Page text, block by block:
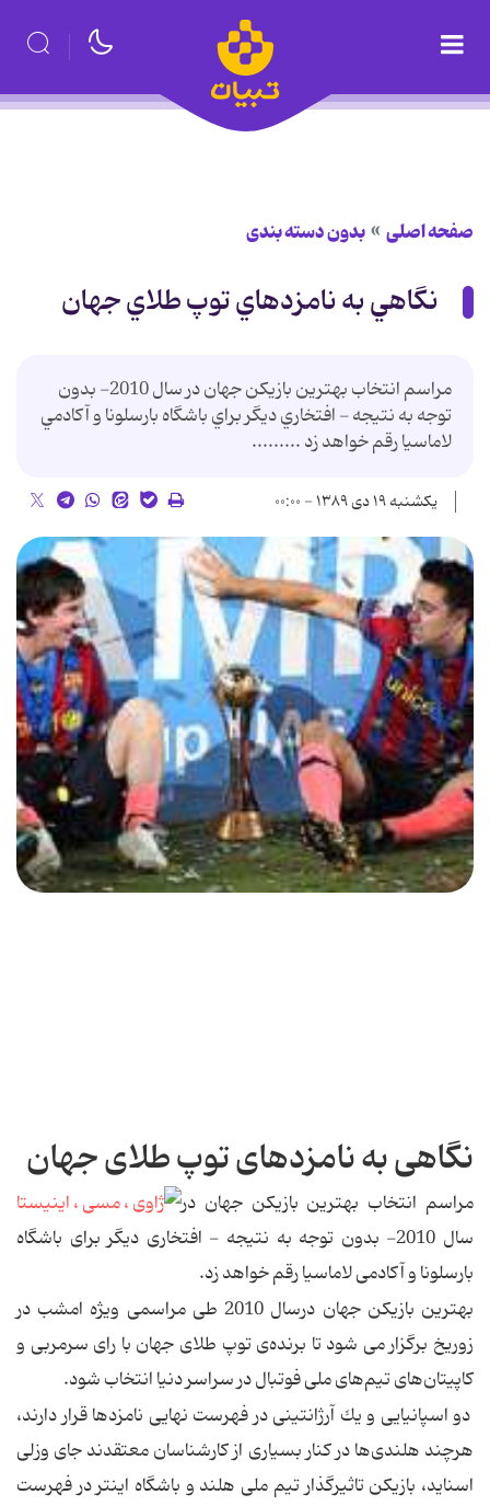
صفحه اصلی بدون دسته بندی
نگاهي به نامزدهاي توپ طلاي جهان
مراسم انتخاب بهترين بازيكن جهان در سال 2010- بدون
توجه به نتيجه - افتخاري ديگر براي باشگاه بارسلونا و آكادمي
لاماسيا رقم خواهد زد .........
یکشنبه ۱۹ دی ۱۳۸۹ - ۰۰:۰۰
نگاهی به نامزدهای توپ طلای جهان
مراسم انتخاب بهترین بازیكن جهان در
سال 2010- بدون توجه به نتیجه - افتخاری دیگر برای باشگاه
بارسلونا و آكادمی لاماسیا رقم خواهد زد.
بهترین بازیكن جهان درسال 2010 طی مراسمی ویژه امشب در
زوریخ برگزار می شود تا برنده‌ی توپ طلای جهان با رای سرمربی و
كاپیتان‌های تیم‌های ملی فوتبال در سراسر دنیا انتخاب شود.
دو اسپانیایی و یك آرژانتینی در فهرست نهایی نامزدها قرار دارند،
هرچند هلندی‌ها در كنار بسیاری از كارشناسان معتقدند جای وزلی
اسناید، بازیكن تاثیرگذار تیم ملی هلند و باشگاه اینتر در فهرست